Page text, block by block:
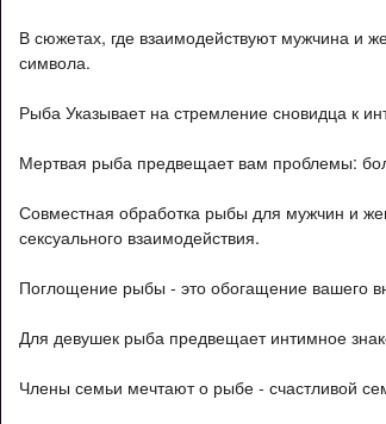
В сюжетах, где взаимодействуют мужчина и
символа.
Рыба Указывает на стремление сновидца к
Мертвая рыба предвещает вам проблемы:
Совместная обработка рыбы для мужчин и
сексуального взаимодействия.
Поглощение рыбы - это обогащение вашего
Для девушек рыба предвещает интимное
Члены семьи мечтают о рыбе - счастливой